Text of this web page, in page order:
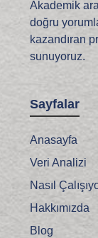
Akademik
doğru
kazandıran
sunuyoruz.
Sayfalar
Anasayfa
Veri Analizi
Nasıl
Hakkımızda
Blog